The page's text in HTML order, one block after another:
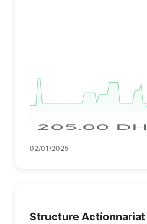
205.00 DH
02/01/2025
Structure Actionnariat